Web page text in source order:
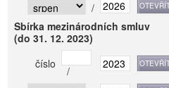
/
Sbírka mezinárodních smluv
(do 31. 12. 2023)
číslo
/